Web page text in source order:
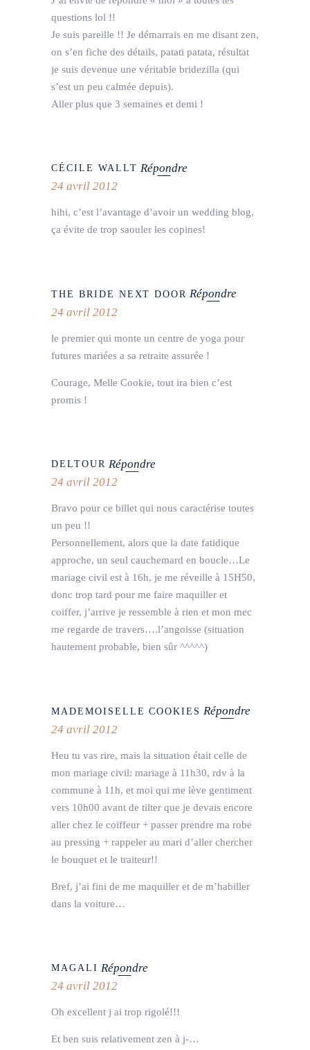
questions lol !!
Je suis pareille !! Je démarrais en me disant zen,
on s’en fiche des détails, patati patata, résultat
je suis devenue une véritable bridezilla (qui
s’est un peu calmée depuis).
Aller plus que 3 semaines et demi !
CÉCILE WALLT Répondre
24 avril 2012
hihi, c’est l’avantage d’avoir un wedding blog,
ça évite de trop saouler les copines!
THE BRIDE NEXT DOOR Répondre
24 avril 2012
le premier qui monte un centre de yoga pour
futures mariées a sa retraite assurée !
Courage, Melle Cookie, tout ira bien c’est
promis !
DELTOUR Répondre
24 avril 2012
Bravo pour ce billet qui nous caractérise toutes
un peu !!
Personnellement, alors que la date fatidique
approche, un seul cauchemard en boucle…Le
mariage civil est à 16h, je me réveille à 15H50,
donc trop tard pour me faire maquiller et
coiffer, j’arrive je ressemble à rien et mon mec
me regarde de travers….l’angoisse (situation
hautement probable, bien sûr ^^^^^)
MADEMOISELLE COOKIES Répondre
24 avril 2012
Heu tu vas rire, mais la situation était celle de
mon mariage civil: mariage à 11h30, rdv à la
commune à 11h, et moi qui me lève gentiment
vers 10h00 avant de tilter que je devais encore
aller chez le coiffeur + passer prendre ma robe
au pressing + rappeler au mari d’aller chercher
le bouquet et le traiteur!!
Bref, j’ai fini de me maquiller et de m’habiller
dans la voiture…
MAGALI Répondre
24 avril 2012
Oh excellent j ai trop rigolé!!!
Et ben suis relativement zen à j-…